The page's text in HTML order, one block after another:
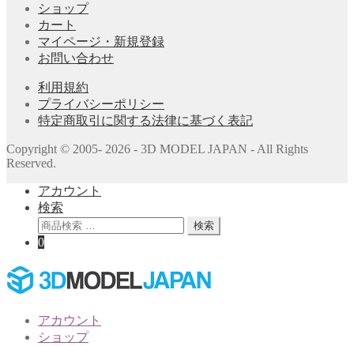
ショップ
カート
マイページ・新規登録
お問い合わせ
利用規約
プライバシーポリシー
特定商取引に関する法律に基づく表記
Copyright © 2005- 2026 - 3D MODEL JAPAN - All Rights
Reserved.
アカウント
検索
検
索
象:
検索
0
アカウント
ショップ